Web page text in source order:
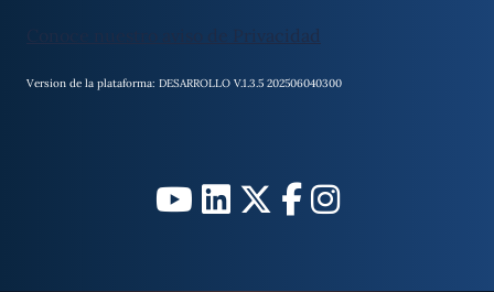
Conoce nuestro aviso de Privacidad
Version de la plataforma: DESARROLLO V.1.3.5 202506040300